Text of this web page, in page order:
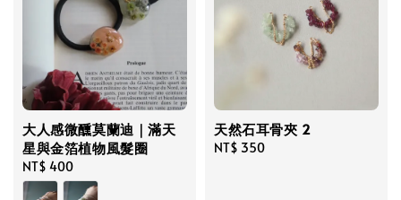
大人感微醺莫蘭迪｜滿天
星與金箔植物風髮圈
Regular
price
NT$ 400
天然石耳骨夾 2
Regular
NT$ 350